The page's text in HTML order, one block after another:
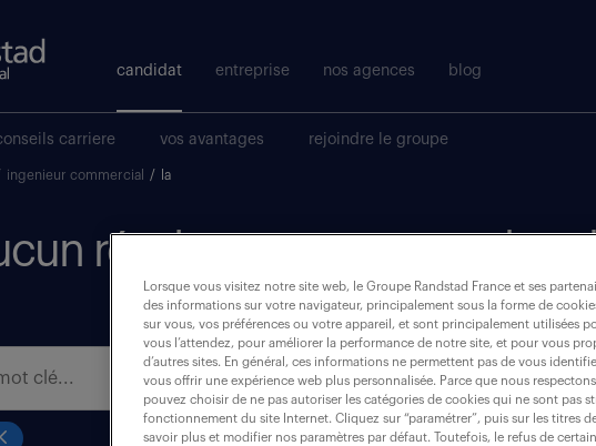
candidat entreprise nos agences blog
carriere vos avantages rejoindre le groupe
ingenieur commercial / la
résultat pour votre
où ?
la (roche)
Lorsque vous visitez notre site web, le Groupe Randstad France et ses
des informations sur votre navigateur, principalement sous la forme de
sur vous, vos préférences ou votre appareil, et sont principalement utilisées
vous l’attendez, pour améliorer la performance de notre site, et pour vous
d’autres sites. En général, ces informations ne permettent pas de vous
vous offrir une expérience web plus personnalisée. Parce que nous
pouvez choisir de ne pas autoriser les catégories de cookies qui ne sont pas
fonctionnement du site Internet. Cliquez sur “paramétrer”, puis sur les titres
savoir plus et modifier nos paramètres par défaut. Toutefois, le refus de